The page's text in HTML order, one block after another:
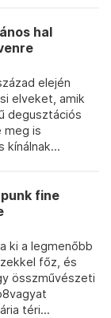
hal
elején
elveket, amik
degusztációs
meg is
kínálnak...
fine
ki a legmenőbb
főz, és
összművészeti
téri...